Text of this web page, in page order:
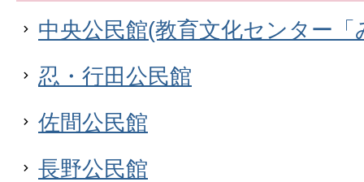
中央公民館(教育文化センター「
忍・行田公民館
佐間公民館
長野公民館